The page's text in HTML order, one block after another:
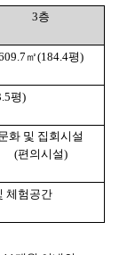
3층
㎡(184.4평)
평)
화 및 집회시설
(편의시설)
체험공간